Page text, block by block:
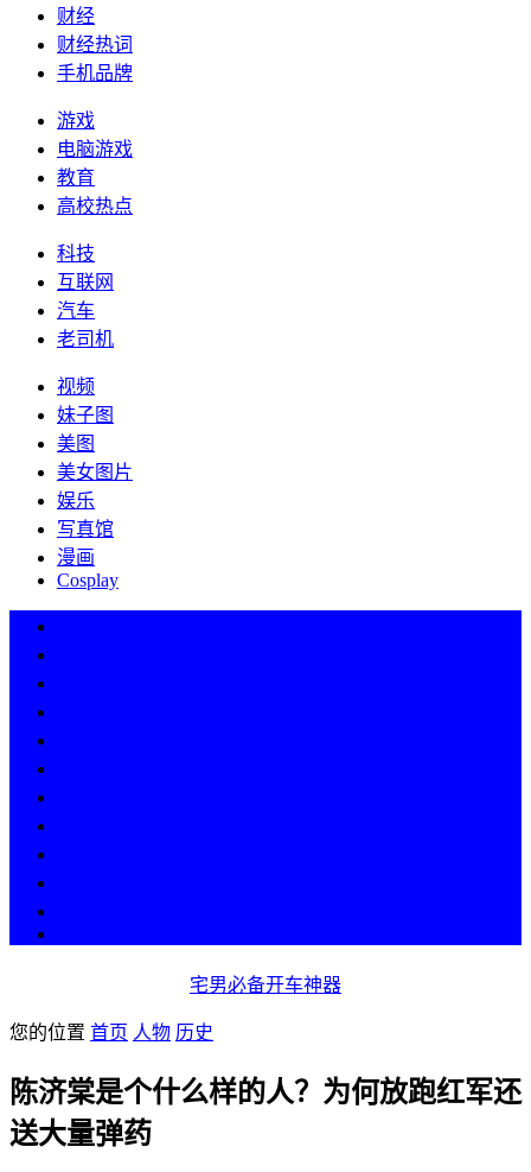
财经
财经热词
手机品牌
游戏
电脑游戏
教育
高校热点
科技
互联网
汽车
老司机
视频
妹子图
美图
美女图片
娱乐
写真馆
漫画
Cosplay
宅男必备开车神器
您的位置 首页 人物 历史
陈济棠是个什么样的人？为何放跑红军还
送大量弹药